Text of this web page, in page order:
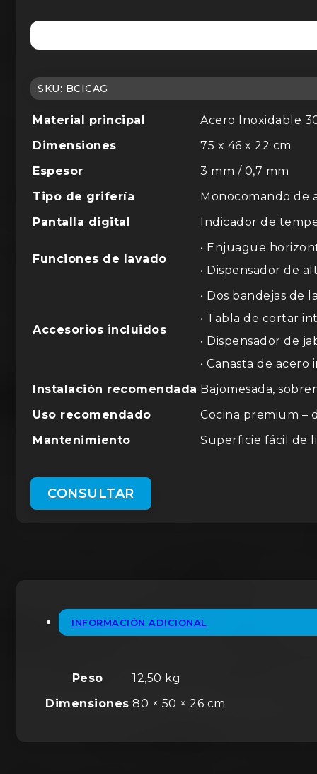
SKU: BCICAG
Material principal
Acero Inoxidable
Dimensiones
75 x 46 x 22 cm
Espesor
3 mm / 0,7 mm
Tipo de grifería
Monocomando de
Pantalla digital
Indicador de
Funciones de lavado
• Enjuague
• Dispensador de
Accesorios incluidos
• Dos bandejas de
• Tabla de cortar
• Dispensador de
• Canasta de acero
Instalación recomendada Bajomesada,
Uso recomendado
Cocina premium –
Mantenimiento
Superficie fácil de
CONSULTAR
INFORMACIÓN ADICIONAL
Peso
12,50 kg
Dimensiones 80 × 50 × 26 cm